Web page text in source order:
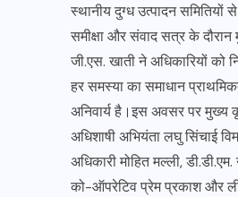
स्थानीय दुग्ध उत्पादन समितियों
समीक्षा और संवाद सत्र के दौरान
जी.एस. खाती ने अधिकारियों को
हर समस्या का समाधान
अनिवार्य है।इस अवसर पर मुख्य
अधिशाषी अभियंता लघु सिंचाई
अधिकारी मोहित मल्ली, डी.डी.एम.
को-ऑपरेटिव प्रेम प्रकाश और